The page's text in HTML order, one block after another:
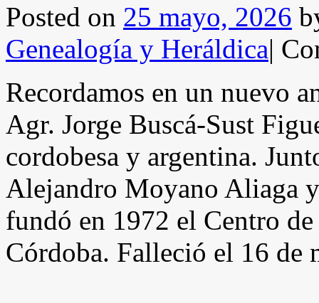
Posted on 25 mayo, 2026
Genealogía y Heráldica|
Recordamos en un nuevo
Agr. Jorge Buscá-Sust
cordobesa y argentina.
Alejandro Moyano Aliaga
fundó en 1972 el Centro
Córdoba. Falleció el 16 de